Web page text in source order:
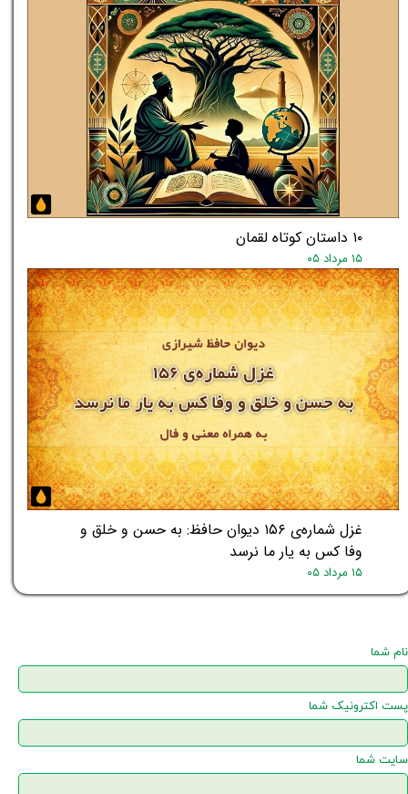
۱۰ داستان کوتاه لقمان
۱۵ مرداد ۰۵
غزل شماره‌ی ۱۵۶ دیوان حافظ: به حسن و خلق و
وفا کس به یار ما نرسد
۱۵ مرداد ۰۵
نام شما
پست اکترونیک شما
سایت شما